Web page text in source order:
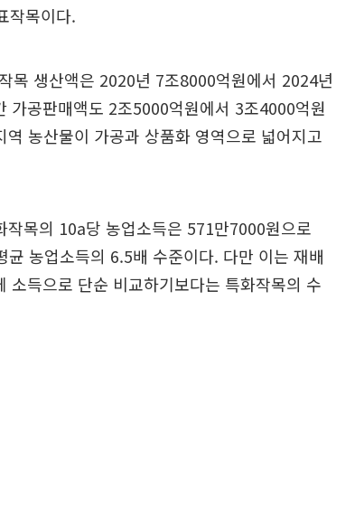
작목이다.
목 생산액은 2020년 7조8000억원에서 2024년
공판매액도 2조5000억원에서 3조4000억원
농산물이 가공과 상품화 영역으로 넓어지고
목의 10a당 농업소득은 571만7000원으로
농업소득의 6.5배 수준이다. 다만 이는 재배
득으로 단순 비교하기보다는 특화작목의 수